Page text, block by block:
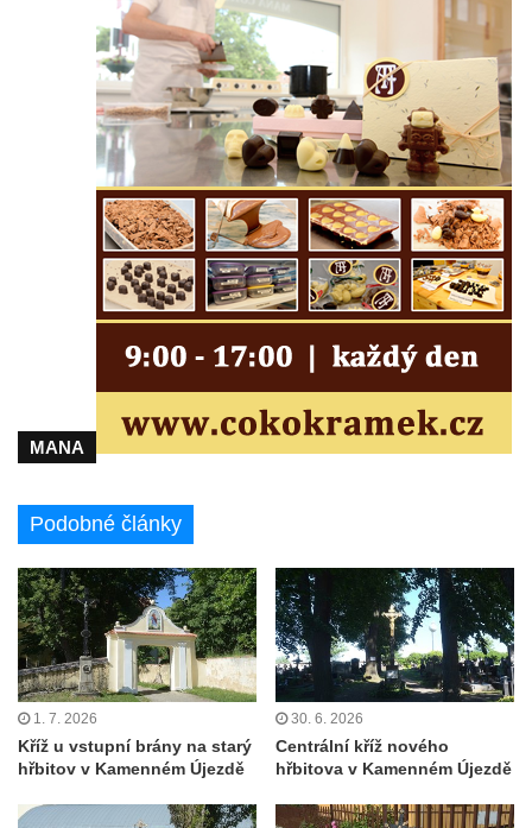
Kříž před kostelem svatých Petra a Pavla v
Růžové
Centrální kříž na starém hřbitově ve
Vilémově
Centrální kříž na novém hřbitově ve
Vilémově
Kříž u kostela Nanebevzetí Panny Marie na
křížové cestě ve Vilémově
Kříž u cesty mezi Růžovou a Kamenickou
Strání
Kříž u severní zdi kostela Nalezení svatého
Kříž na Křížové cestě na Křížovém vrchu ve
Frýdlantu
Kříž u koryta náhonu na Chřibské Kamenici
Kříž na Strážném vrchu v Rumburku
Kříž poblíž Ovčího mostu u Tisové
Kříž u kaple svatých Cyrila a Metoděje v
Kunraticích u Šluknova
Kříž na zahradě u domu ev. č. 11 v
Kunraticích u Šluknova
Kříž naproti domu čp. 34 v Kunraticích u
Šluknova
MANA
Podobné články
1. 7. 2026
Kříž u vstupní brány na starý
hřbitov v Kamenném Újezdě
30. 6. 2026
Centrální kříž nového
hřbitova v Kamenném Újezdě